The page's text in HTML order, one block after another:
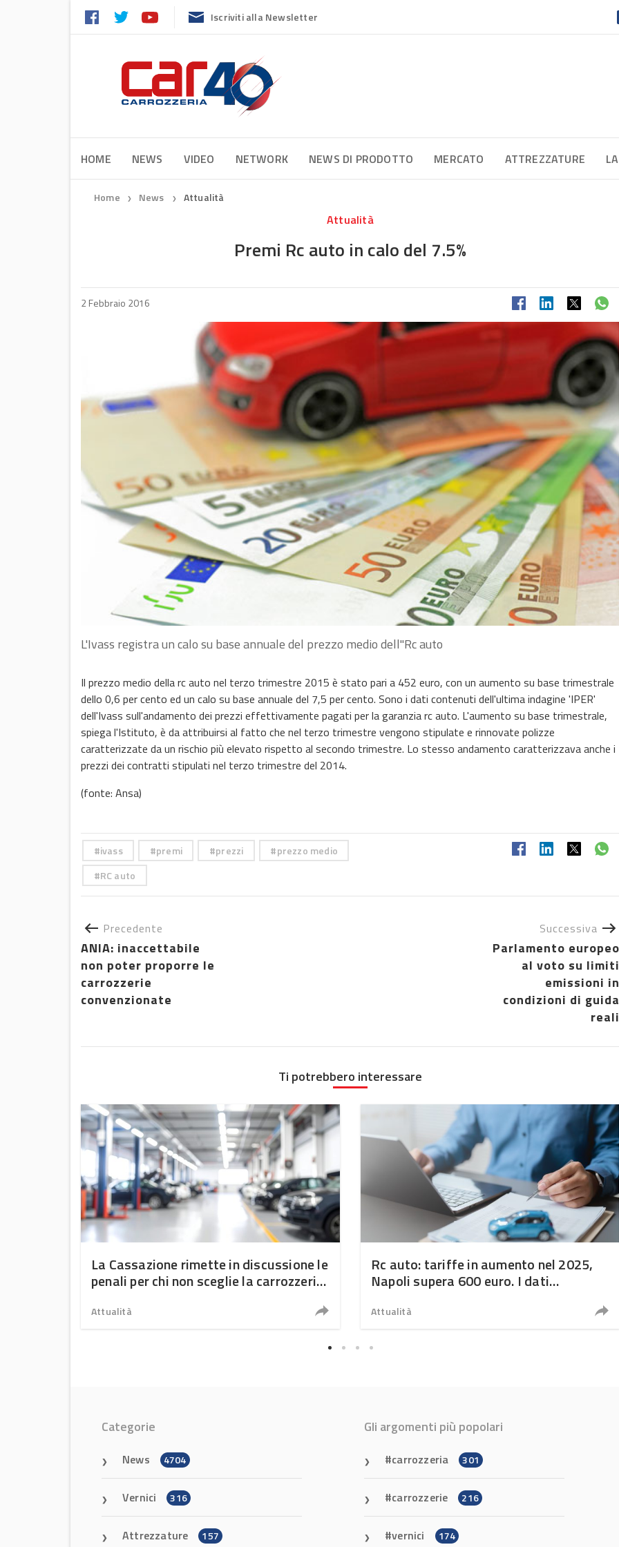
Iscriviti alla Newsletter
HOME NEWS VIDEO NETWORK NEWS DI PRODOTTO MERCATO ATTREZZATURE
Home ❯ News ❯ Attualità
Attualità
Premi Rc auto in calo del 7.5%
2 Febbraio 2016
L'Ivass registra un calo su base annuale del prezzo medio dell''Rc auto
Il prezzo medio della rc auto nel terzo trimestre 2015 è stato pari a 452 euro, con un aumento su base trimestrale
dello 0,6 per cento ed un calo su base annuale del 7,5 per cento. Sono i dati contenuti dell'ultima indagine 'IPER'
dell'Ivass sull'andamento dei prezzi effettivamente pagati per la garanzia rc auto. L'aumento su base trimestrale,
spiega l'Istituto, è da attribuirsi al fatto che nel terzo trimestre vengono stipulate e rinnovate polizze
caratterizzate da un rischio più elevato rispetto al secondo trimestre. Lo stesso andamento caratterizzava anche i
prezzi dei contratti stipulati nel terzo trimestre del 2014.
(fonte: Ansa)
ivass premi prezzi
prezzo medio
RC auto
Precedente
ANIA: inaccettabile
non poter proporre le
carrozzerie
convenzionate
Successiva
Parlamento europeo
al voto su limiti
emissioni in
condizioni di guida
reali
Ti potrebbero interessare
La Cassazione rimette in discussione le
penali per chi non sceglie la carrozzeria
Attualità
Rc auto: tariffe in aumento nel 2025,
Napoli supera 600 euro. I dati
Attualità
Categorie
News 4704
Vernici 316
Attrezzature 157
Gli argomenti più popolari
carrozzeria 301
carrozzerie 216
vernici 174